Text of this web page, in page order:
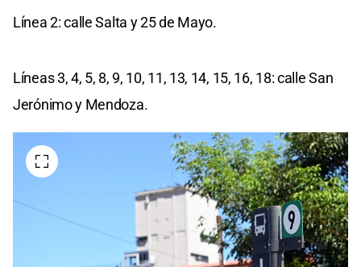
Línea 2: calle Salta y 25 de Mayo.
Líneas 3, 4, 5, 8, 9, 10, 11, 13, 14, 15, 16, 18: calle San
Jerónimo y Mendoza.